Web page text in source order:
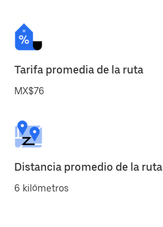
Tarifa promedia de la ruta
MX$76
Distancia promedio de la ruta
6 kilómetros